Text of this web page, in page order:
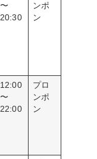
〜
20:30
ンポ
ン
12:00
〜
22:00
プロ
ンポ
ン